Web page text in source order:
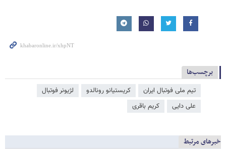
برچسب‌ها
تیم ملی فوتبال ایران کریستیانو رونالدو
لژیونر فوتبال
علی دایی
کریم باقری
خبرهای مرتبط